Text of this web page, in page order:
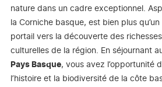
nature dans un cadre exceptionnel.
la Corniche basque, est bien plus qu’un
portail vers la découverte des
culturelles de la région. En séjournant
Pays Basque, vous avez l’opportunité
l’histoire et la biodiversité de la côte